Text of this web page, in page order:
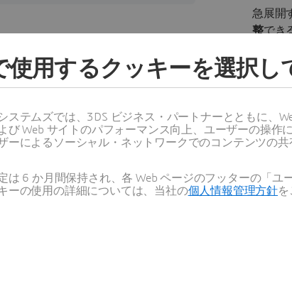
急展開
整でき
は、す
だけで
用する
ありま
使用するクッキーを選択し
ステムズでは、3DS ビジネス・パートナーとともに、
び Web サイトのパフォーマンス向上、ユーザーの操作
ーによるソーシャル・ネットワークでのコンテンツの共
は 6 か月間保持され、各 Web ページのフッターの「
ーの使用の詳細については、当社の個人情報管理方針を